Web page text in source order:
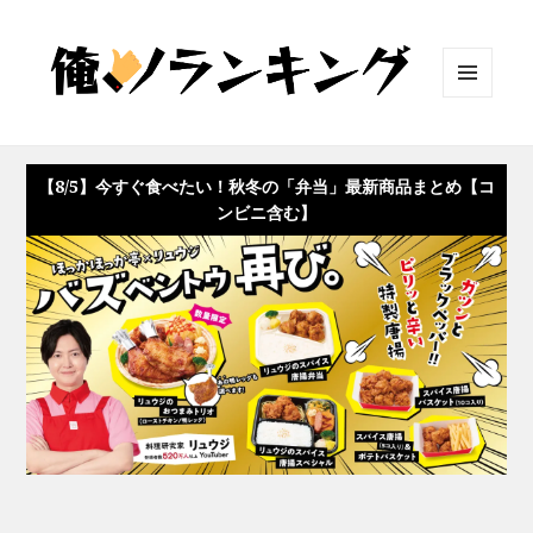
ット
【8/5】今すぐ食べたい！秋冬の「弁当」最新商品まとめ【コ
ンビニ含む】